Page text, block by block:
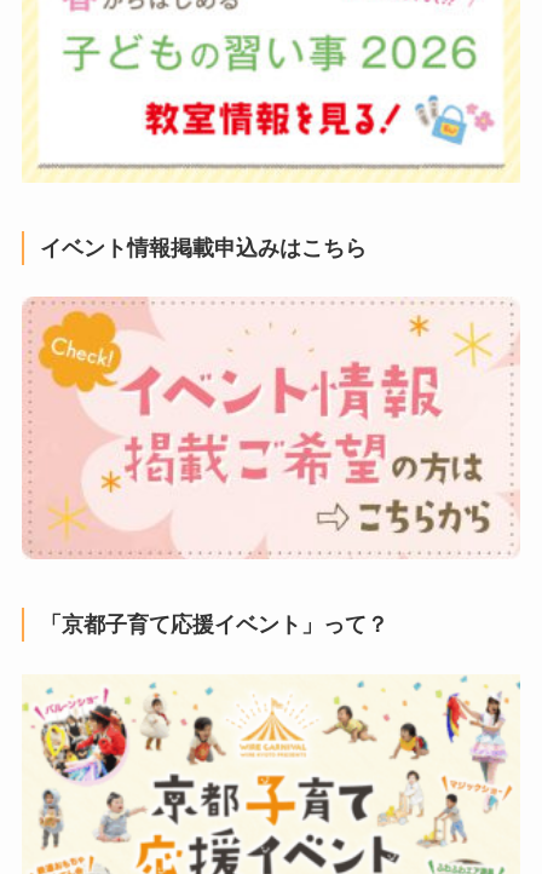
イベント情報掲載申込みはこちら
「京都子育て応援イベント」って？